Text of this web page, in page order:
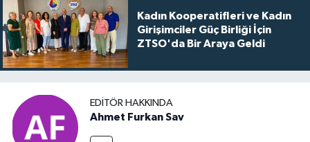
Kadın Kooperatifleri ve Kadın
Girişimciler Güç Birliği İçin
ZTSO'da Bir Araya Geldi
EDITÖR HAKKINDA
Ahmet Furkan Sav